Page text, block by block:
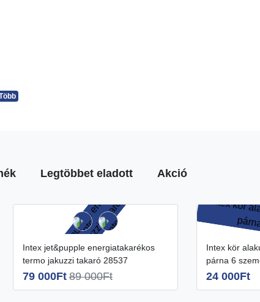
Legtöbbet eladott Akció
Intex jet&pupple energiatakarékos
termo jakuzzi takaró 28537
79 000Ft 89 000Ft
Intex kör alakú jakuzzi takaró belső
párna 6
24 000Ft